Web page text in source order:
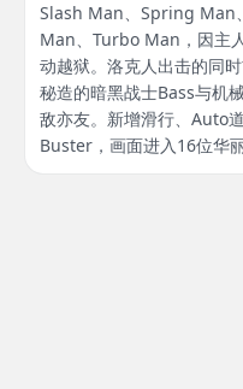
Slash Man、Spring Man
Man、Turbo Man，因主
动越狱。洛克人出击的同
秘造的暗黑战士Bass与机
敌亦友。新增滑行、Auto
Buster，画面进入16位华丽